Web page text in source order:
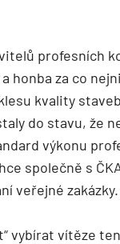
profesních
honba za co
kvality
do stavu, že
výkonu
společně s
veřejné zakázky.
vybírat vítěze